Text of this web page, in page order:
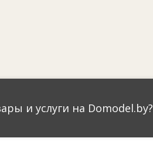
и услуги на Domodel.by?